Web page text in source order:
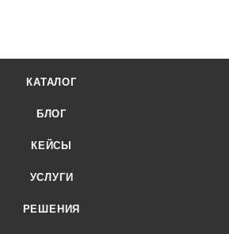
КАТАЛОГ
БЛОГ
КЕЙСЫ
УСЛУГИ
РЕШЕНИЯ